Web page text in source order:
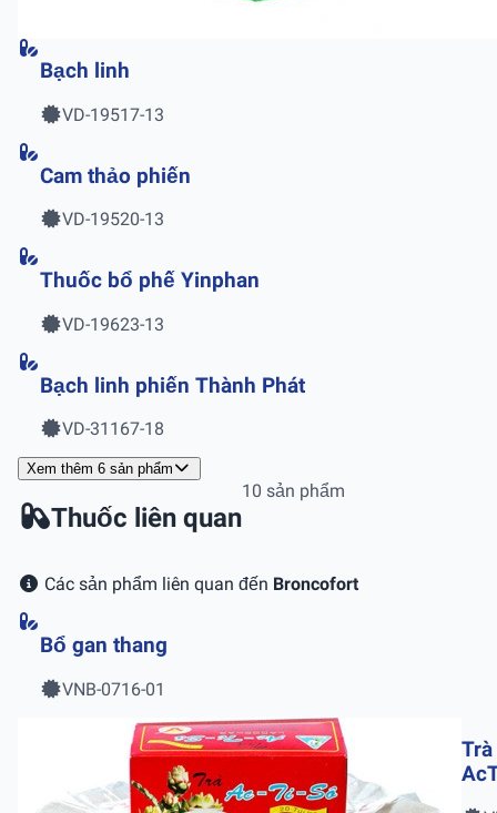
Bạch linh
VD-19517-13
Cam thảo phiến
VD-19520-13
Thuốc bổ phế Yinphan
VD-19623-13
Bạch linh phiến Thành Phát
VD-31167-18
Xem thêm 6 sản phẩm
Thuốc liên quan
10 sản phẩm
Các sản phẩm liên quan đến Broncofort
Bổ gan thang
VNB-0716-01
Trà